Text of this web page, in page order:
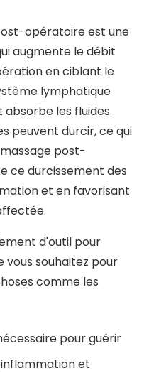
opératoire est une
augmente le débit
en ciblant le
lymphatique
les fluides.
peuvent durcir, ce qui
post-
ce durcissement des
et en favorisant
d'outil pour
vous souhaitez pour
comme les
pour guérir
inflammation et